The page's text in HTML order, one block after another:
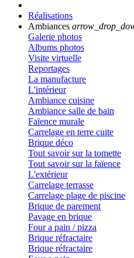
Réalisations
Ambiances
Galerie photos
Albums photos
Visite virtuelle
Reportages
La manufacture
L'intérieur
Ambiance cuisine
Ambiance salle de bain
Faïence murale
Carrelage en terre cuite
Brique déco
Tout savoir sur la tomette
Tout savoir sur la faïence
L'extérieur
Carrelage terrasse
Carrelage plage de piscine
Brique de parement
Pavage en brique
Four a pain / pizza
Brique réfractaire
Brique réfractaire